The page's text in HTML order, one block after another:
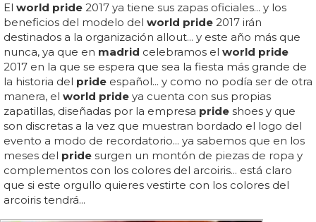
El world pride 2017 ya tiene sus zapas oficiales... y los
beneficios del modelo del world pride 2017 irán
destinados a la organización allout... y este año más que
nunca, ya que en madrid celebramos el world pride
2017 en la que se espera que sea la fiesta más grande de
la historia del pride español... y como no podía ser de otra
manera, el world pride ya cuenta con sus propias
zapatillas, diseñadas por la empresa pride shoes y que
son discretas a la vez que muestran bordado el logo del
evento a modo de recordatorio... ya sabemos que en los
meses del pride surgen un montón de piezas de ropa y
complementos con los colores del arcoiris... está claro
que si este orgullo quieres vestirte con los colores del
arcoiris tendrá...